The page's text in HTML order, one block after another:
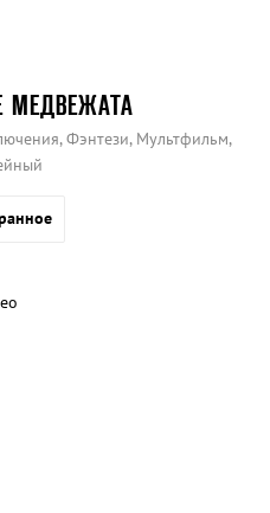
МЕДВЕЖАТА
Фэнтези, Мультфильм,